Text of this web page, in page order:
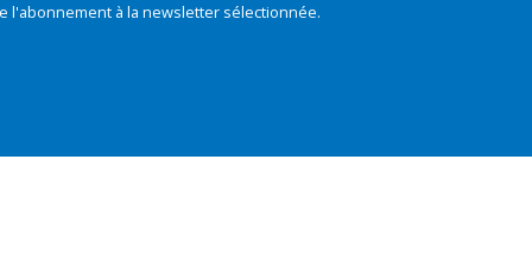
à la newsletter sélectionnée.